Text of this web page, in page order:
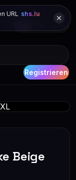
Registrieren
URL shs.lu
Beige